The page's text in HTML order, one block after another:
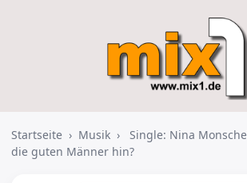
Startseite › Musik ›
Single: Nina
die guten Männer hin?